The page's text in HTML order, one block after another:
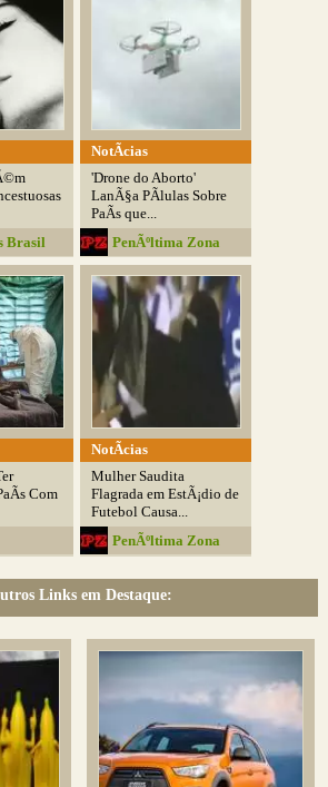
Brasil
NotÃ­cias
'Drone do Aborto'
LanÃ§a PÃ­lulas Sobre
PaÃ­s que...
PenÃºltima Zona
Com
NotÃ­cias
Mulher Saudita
Flagrada em EstÃ¡dio de
Futebol Causa...
PenÃºltima Zona
Links em Destaque: